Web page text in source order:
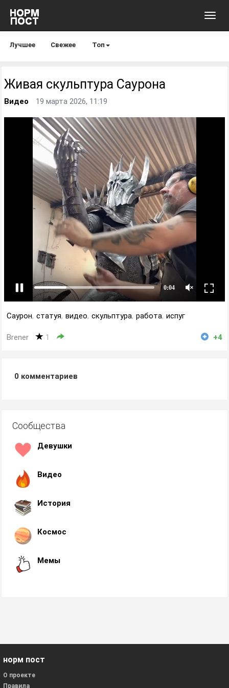
Лучшее Свежее Топ
Живая скульптура Саурона
Видео 19 марта 2026, 11:19
Саурон, статуя, видео, скульптура, работа, испуг
Brener 1 +4
0 комментариев
Сообщества
Девушки
Видео
История
Космос
Мемы
норм пост
О проекте
Правила